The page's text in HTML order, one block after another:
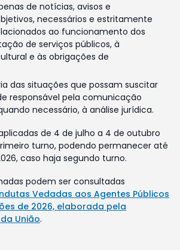
de notícias, avisos e
necessários e estritamente
ao funcionamento dos
de serviços públicos, à
e às obrigações de
das situações que possam suscitar
responsável pela comunicação
necessário, à análise jurídica.
de 4 de julho a 4 de outubro
turno, podendo permanecer até
caso haja segundo turno.
podem ser consultadas
Vedadas aos Agentes Públicos
de 2026, elaborada pela
União.